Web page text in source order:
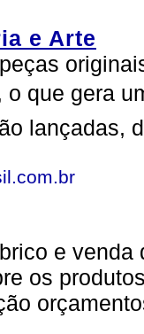
e Arte
que gera
lançadas,
e
os